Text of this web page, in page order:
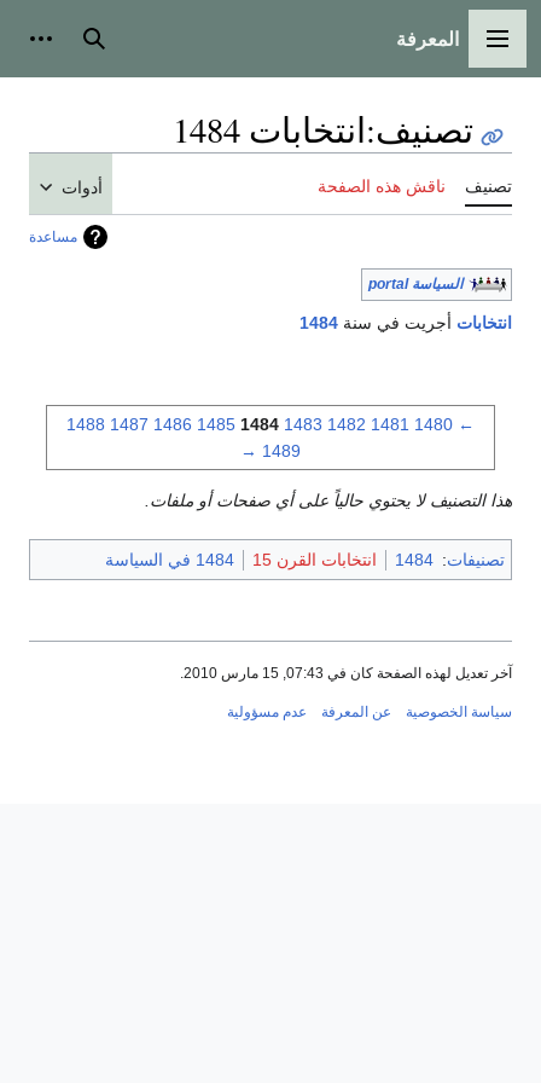
القائمة الرئيسية
المعرفة بحث
تصنيف:انتخابات 1484
تصنيف ناقش هذه الصفحة أدوات
مساعدة
السياسة portal
انتخابات أجريت في سنة 1484
←
1480
1481
1482
1483
1484
1485
1486
1487
1488
1489
→
هذا التصنيف لا يحتوي حالياً على أي صفحات أو ملفات.
تصنيفات:
1484 انتخابات القرن 15 1484 في السياسة
آخر تعديل لهذه الصفحة كان في 07:43, 15 مارس 2010.
سياسة الخصوصية عن المعرفة عدم مسؤولية